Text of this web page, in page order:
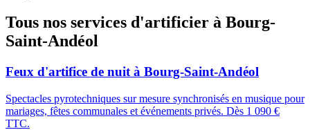
Tous nos services d'artificier à Bourg-
Saint-Andéol
Feux d'artifice de nuit à Bourg-Saint-Andéol
Spectacles pyrotechniques sur mesure synchronisés en musique pour
mariages, fêtes communales et événements privés. Dès 1 090 €
TTC.